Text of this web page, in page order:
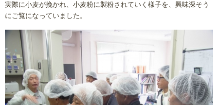
実際に小麦が挽かれ、小麦粉に製粉されていく様子を、興味深そう
にご覧になっていました。